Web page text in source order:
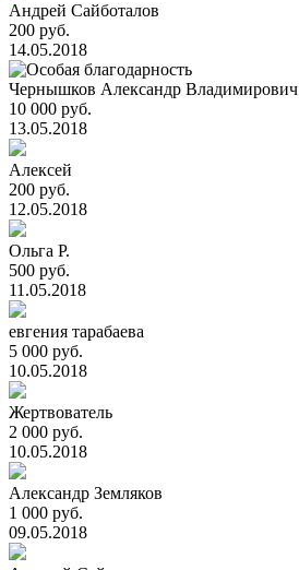
Андрей Сайботалов
200 руб.
14.05.2018
Чернышков Александр Владимирович
10 000 руб.
13.05.2018
Алексей
200 руб.
12.05.2018
Ольга Р.
500 руб.
11.05.2018
евгения тарабаева
5 000 руб.
10.05.2018
Жертвователь
2 000 руб.
10.05.2018
Александр Земляков
1 000 руб.
09.05.2018